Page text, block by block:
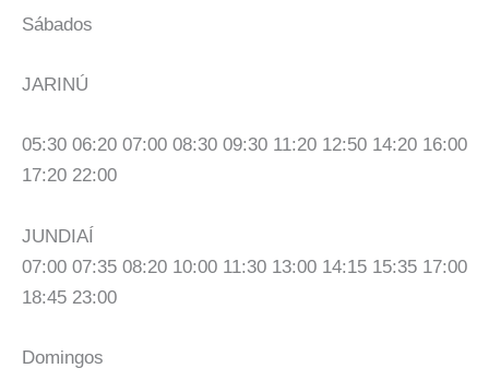
Sábados
JARINÚ
05:30 06:20 07:00 08:30 09:30 11:20 12:50 14:20 16:00
17:20 22:00
JUNDIAÍ
07:00 07:35 08:20 10:00 11:30 13:00 14:15 15:35 17:00
18:45 23:00
Domingos